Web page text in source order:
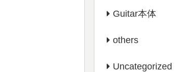
Guitar本体
others
Uncategorized